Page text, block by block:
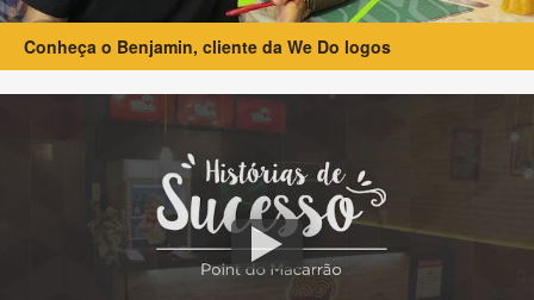
Conheça o Benjamin, cliente da We Do logos